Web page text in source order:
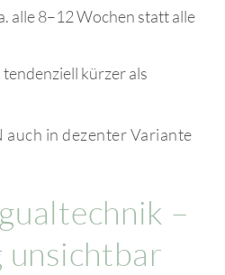
alle 8–12 Wochen statt alle
kürzer als
in dezenter Variante
–